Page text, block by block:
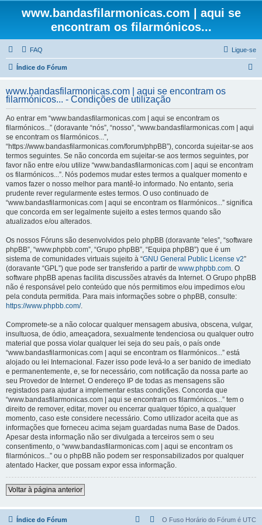
www.bandasfilarmonicas.com | aqui se
encontram os filarmónicos...
FAQ Ligue-se
Índice do Fórum
q
www.bandasfilarmonicas.com | aqui se encontram os
filarmónicos... - Condições de utilização
Ao entrar em “www.bandasfilarmonicas.com | aqui se encontram os
filarmónicos...” (doravante “nós”, “nosso”, “www.bandasfilarmonicas.com | aqui
se encontram os filarmónicos...”,
“https://www.bandasfilarmonicas.com/forum/phpBB”), concorda sujeitar-se aos
termos seguintes. Se não concorda em sujeitar-se aos termos seguintes, por
favor não entre e/ou utilize “www.bandasfilarmonicas.com | aqui se encontram
os filarmónicos...”. Nós podemos mudar estes termos a qualquer momento e
vamos fazer o nosso melhor para mantê-lo informado. No entanto, seria
prudente rever regularmente estes termos. O uso continuado de
“www.bandasfilarmonicas.com | aqui se encontram os filarmónicos...” significa
que concorda em ser legalmente sujeito a estes termos quando são
atualizados e/ou alterados.
Os nossos Fóruns são desenvolvidos pelo phpBB (doravante “eles”, “software
phpBB”, “www.phpbb.com”, “Grupo phpBB”, “Equipa phpBB”) que é um
sistema de comunidades virtuais sujeito à “GNU General Public License v2”
(doravante “GPL”) que pode ser transferido a partir de www.phpbb.com. O
software phpBB apenas facilita discussões através da Internet. O Grupo phpBB
não é responsável pelo conteúdo que nós permitimos e/ou impedimos e/ou
pela conduta permitida. Para mais informações sobre o phpBB, consulte:
https://www.phpbb.com/.
Compromete-se a não colocar qualquer mensagem abusiva, obscena, vulgar,
insultuosa, de ódio, ameaçadora, sexualmente tendenciosa ou qualquer outro
material que possa violar qualquer lei seja do seu país, o país onde
“www.bandasfilarmonicas.com | aqui se encontram os filarmónicos...” está
alojado ou lei Internacional. Fazer isso pode levá-lo a ser banido de imediato
e permanentemente, e, se for necessário, com notificação da nossa parte ao
seu Provedor de Internet. O endereço IP de todas as mensagens são
registados para ajudar a implementar estas condições. Concorda que
“www.bandasfilarmonicas.com | aqui se encontram os filarmónicos...” tem o
direito de remover, editar, mover ou encerrar qualquer tópico, a qualquer
momento, caso este considere necessário. Como utilizador aceita que as
informações que forneceu acima sejam guardadas numa Base de Dados.
Apesar desta informação não ser divulgada a terceiros sem o seu
consentimento, o “www.bandasfilarmonicas.com | aqui se encontram os
filarmónicos...” ou o phpBB não podem ser responsabilizados por qualquer
atentado Hacker, que possam expor essa informação.
Voltar à página anterior
Índice do Fórum O Fuso Horário do Fórum é UTC